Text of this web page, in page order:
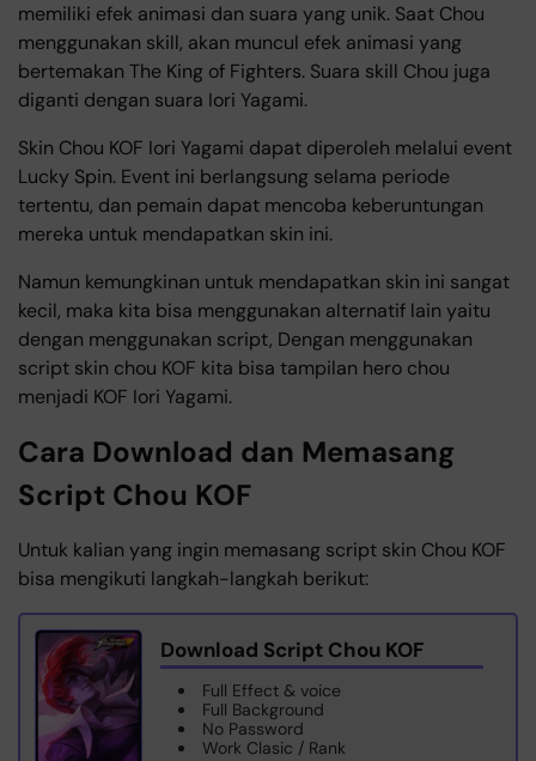
memiliki efek animasi dan suara yang unik. Saat Chou
menggunakan skill, akan muncul efek animasi yang
bertemakan The King of Fighters. Suara skill Chou juga
diganti dengan suara Iori Yagami.
Skin Chou KOF Iori Yagami dapat diperoleh melalui event
Lucky Spin. Event ini berlangsung selama periode
tertentu, dan pemain dapat mencoba keberuntungan
mereka untuk mendapatkan skin ini.
Namun kemungkinan untuk mendapatkan skin ini sangat
kecil, maka kita bisa menggunakan alternatif lain yaitu
dengan menggunakan script, Dengan menggunakan
script skin chou KOF kita bisa tampilan hero chou
menjadi KOF Iori Yagami.
Cara Download dan Memasang
Script Chou KOF
Untuk kalian yang ingin memasang script skin Chou KOF
bisa mengikuti langkah-langkah berikut:
Download Script Chou KOF
Full Effect & voice
Full Background
No Password
Work Clasic / Rank